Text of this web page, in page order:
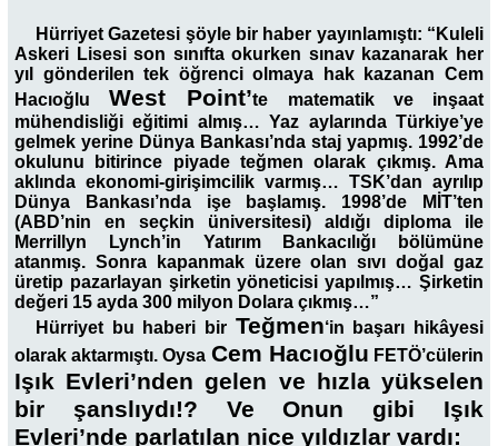
Hürriyet Gazetesi şöyle bir haber yayınlamıştı: “Kuleli
Askeri Lisesi son sınıfta okurken sınav kazanarak her
yıl gönderilen tek öğrenci olmaya hak kazanan Cem
HacıoğluWest Point’te matematik ve inşaat
mühendisliği eğitimi almış… Yaz aylarında Türkiye’ye
gelmek yerine Dünya Bankası’nda staj yapmış. 1992’de
okulunu bitirince piyade teğmen olarak çıkmış. Ama
aklında ekonomi-girişimcilik varmış… TSK’dan ayrılıp
Dünya Bankası’nda işe başlamış. 1998’de MİT’ten
(ABD’nin en seçkin üniversitesi) aldığı diploma ile
Merrillyn Lynch’in Yatırım Bankacılığı bölümüne
atanmış. Sonra kapanmak üzere olan sıvı doğal gaz
üretip pazarlayan şirketin yöneticisi yapılmış… Şirketin
değeri 15 ayda 300 milyon Dolara çıkmış…”
Hürriyet bu haberi bir Teğmen‘in başarı hikâyesi
olarak aktarmıştı. Oysa Cem Hacıoğlu FETÖ’cülerin
Işık Evleri’nden gelen ve hızla yükselen
bir şanslıydı!? Ve Onun gibi Işık
Evleri’nde parlatılan nice yıldızlar vardı: